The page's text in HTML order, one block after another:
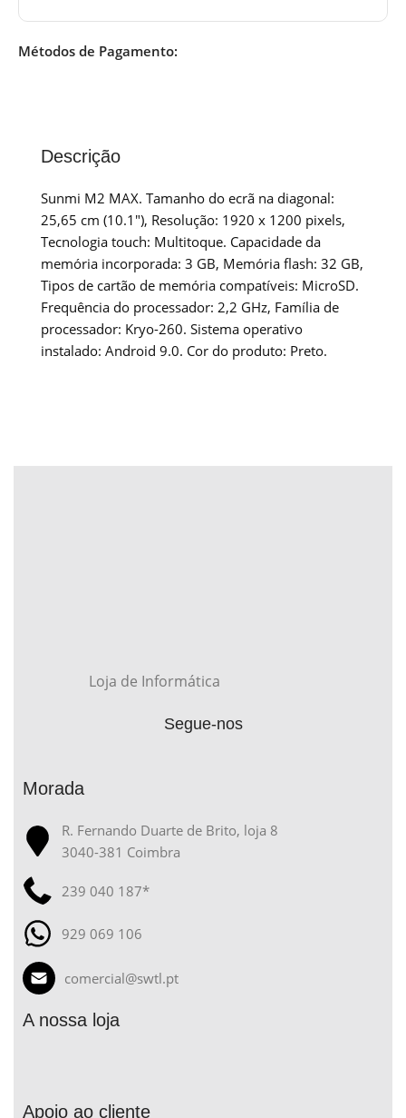
Métodos de Pagamento:
Descrição
Sunmi M2 MAX. Tamanho do ecrã na diagonal:
25,65 cm (10.1″), Resolução: 1920 x 1200 pixels,
Tecnologia touch: Multitoque. Capacidade da
memória incorporada: 3 GB, Memória flash: 32 GB,
Tipos de cartão de memória compatíveis: MicroSD.
Frequência do processador: 2,2 GHz, Família de
processador: Kryo-260. Sistema operativo
instalado: Android 9.0. Cor do produto: Preto.
Loja de Informática
Segue-nos
Morada
R. Fernando Duarte de Brito, loja 8
3040-381 Coimbra
239 040 187*
929 069 106
comercial@swtl.pt
A nossa loja
Apoio ao cliente